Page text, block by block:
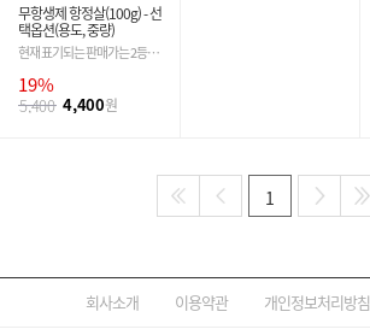
무항생제 항정살(100g) - 선
택옵션(용도, 중량)
현재 표기되는 판매가는 2등급
금액은 자동 변경 됩니다.
19%
5,400 4,400원
1
회사소개 이용약관 개인정보처리방침